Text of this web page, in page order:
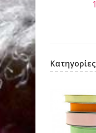
1
Κατηγορίες